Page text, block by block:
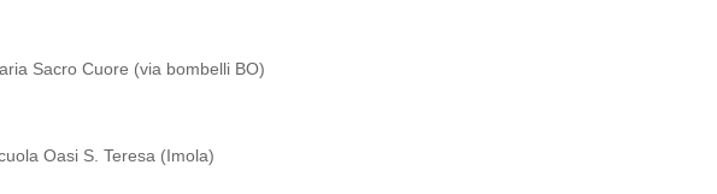
Sacro Cuore (via bombelli BO)
Oasi S. Teresa (Imola)